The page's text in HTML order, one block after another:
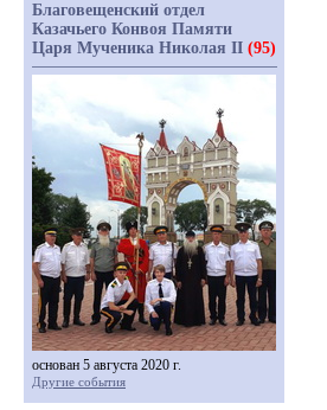
Благовещенский отдел
Казачьего Конвоя Памяти
Царя Мученика Николая II (95)
основан 5 августа 2020 г.
Другие события